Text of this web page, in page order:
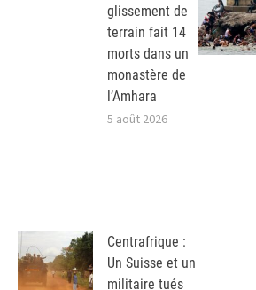
glissement de
terrain fait 14
morts dans un
monastère de
l’Amhara
5 août 2026
Centrafrique :
Un Suisse et un
militaire tués